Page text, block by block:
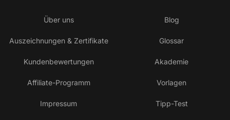
Über uns
Auszeichnungen & Zertifikate
Kundenbewertungen
Affiliate-Programm
Impressum
Blog
Glossar
Akademie
Vorlagen
Tipp-Test